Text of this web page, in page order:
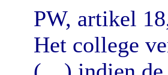
PW, artikel
Het college